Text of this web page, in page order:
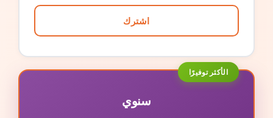
اشترك
الأكثر توفيرًا
سنوي